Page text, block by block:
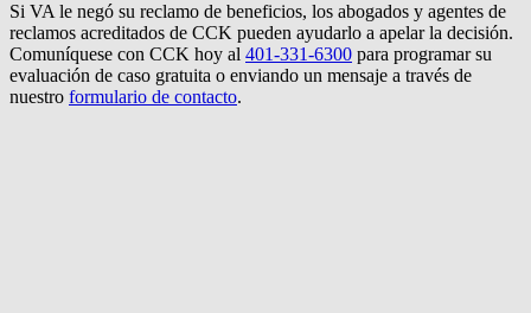
Si VA le negó su reclamo de beneficios, los abogados y agentes de
reclamos acreditados de CCK pueden ayudarlo a apelar la decisión.
Comuníquese con CCK hoy al 401-331-6300 para programar su
evaluación de caso gratuita o enviando un mensaje a través de
nuestro formulario de contacto.